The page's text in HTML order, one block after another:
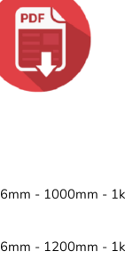
- 1000mm -
- 1200mm -